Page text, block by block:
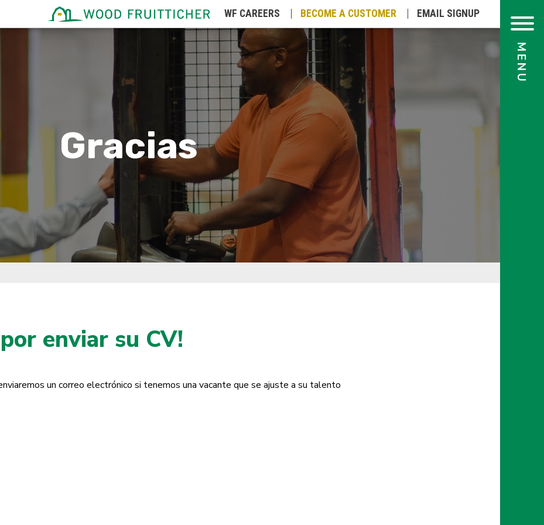
WF CAREERS BECOME A CUSTOMER EMAIL SIGNUP
Gracias
enviar su CV!
un correo electrónico si tenemos una vacante que se ajuste a su talento
Illinois
Indiana
Iowa
Kansas
Kentucky
Louisiana
Marshall Islands
Maryland
Massachusetts
Michigan
Missouri